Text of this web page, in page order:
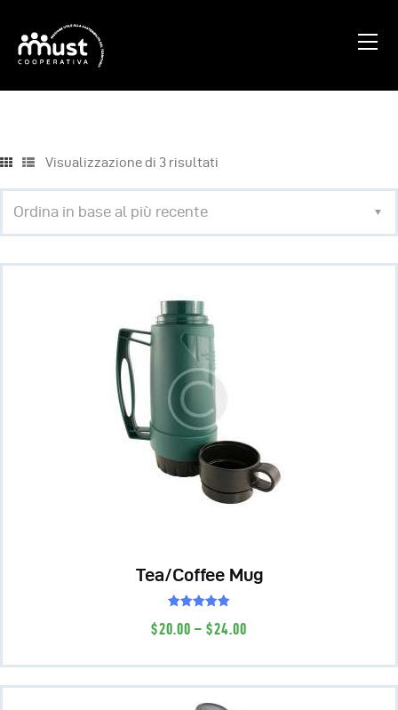
Progetti
Contatti
Visualizzazione di 3 risultati
Tea/Coffee Mug
5.00
$20 00 – $24 00